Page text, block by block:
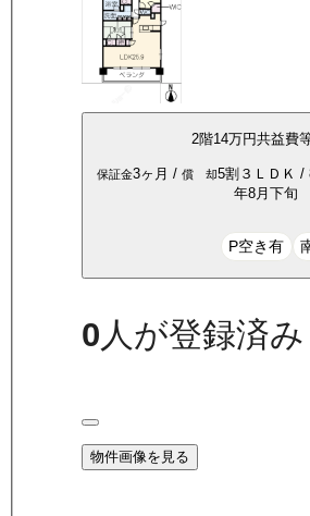
2階14万円共益費
保証金3ヶ月 / 償 却5割３ＬＤＫ /
年8月下旬
P空き有
0人が登録済み
物件画像を見る